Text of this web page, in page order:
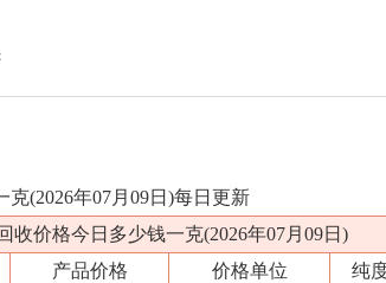
(2026年07月09日)每日更新
收价格今日多少钱一克(2026年07月09日)
产品价格 价格单位 纯